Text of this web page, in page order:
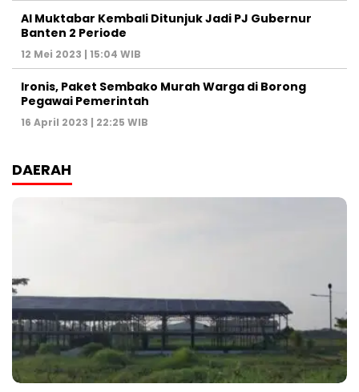
Al Muktabar Kembali Ditunjuk Jadi PJ Gubernur
Banten 2 Periode
12 Mei 2023 | 15:04 WIB
Ironis, Paket Sembako Murah Warga di Borong
Pegawai Pemerintah
16 April 2023 | 22:25 WIB
DAERAH